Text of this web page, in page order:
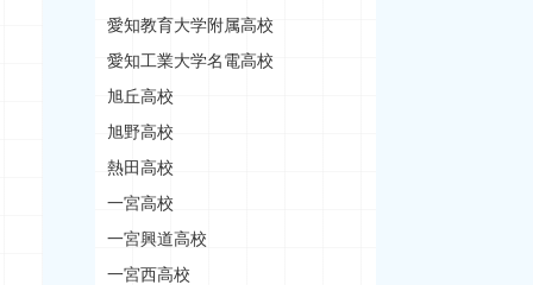
愛知教育大学附属高校
愛知工業大学名電高校
旭丘高校
旭野高校
熱田高校
一宮高校
一宮興道高校
一宮西高校